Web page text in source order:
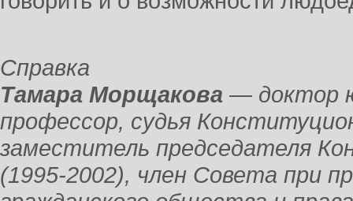
Справка
Тамара Морщакова — доктор
профессор, судья
заместитель председателя
(1995-2002), член Совета при